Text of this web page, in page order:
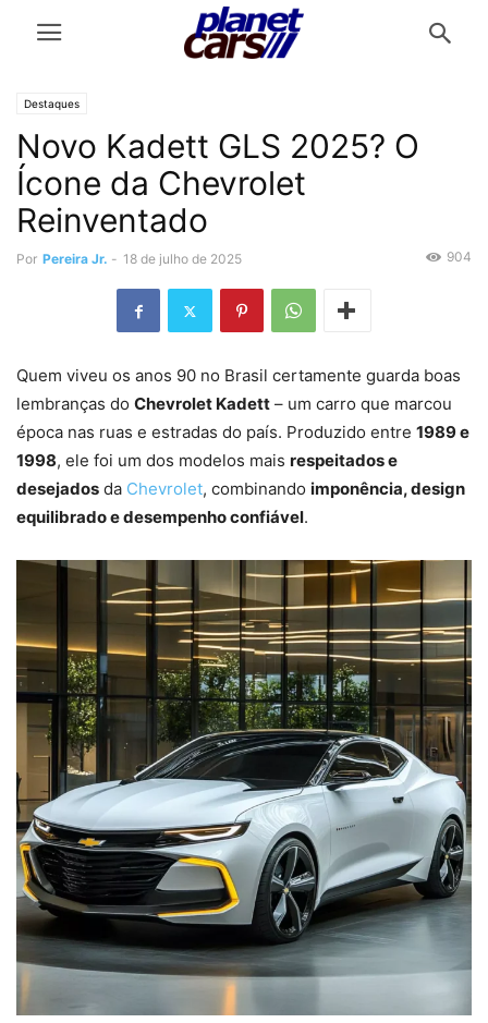
Destaques
Novo Kadett GLS 2025? O
Ícone da Chevrolet
Reinventado
Por Pereira Jr. - 18 de julho de 2025 904
Quem viveu os anos 90 no Brasil certamente guarda boas
lembranças do Chevrolet Kadett – um carro que marcou
época nas ruas e estradas do país. Produzido entre 1989 e
1998, ele foi um dos modelos mais respeitados e
desejados da Chevrolet, combinando imponência, design
equilibrado e desempenho confiável.